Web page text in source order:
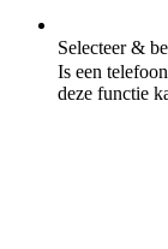
Selecteer &
Is een
deze functie